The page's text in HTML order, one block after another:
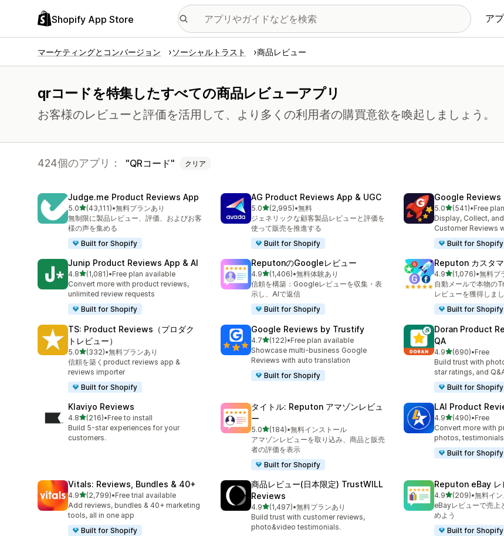
Shopify App Store ア
マーケティングとコンバージョン ソーシャルトラスト 商品レビュー
qrコードを特集したすべての商品レビューアプリ
お客様のレビューと評価を活用して、より多くの利用者の購買意欲を喚起しましょう。
424個のアプリ： QRコード クリア
Judge.me Product Reviews App
5.05つ星中
(43,111)
合計レビュー数：43111件
•無料プランあり
無制限に製品レビュー、評価、およびお客
様の声を集める
Built for Shopify
AG Product Reviews App & UGC
5.05つ星中
(2,995)
合計レビュー数：2995件
•無料
ジェネリックな顧客製品レビューと評価を
使って販売を推進する
Built for Shopify
Google Reviews
5.05つ星中
(541)
合計レビュー数：
•Free
Display, Collect,
Customer Reviews
Built for Shopify
Junip Product Reviews App & AI
4.85つ星中
(1,081)
合計レビュー数：1081件
•Free plan available
Convert more with product reviews,
unlimited review requests
Built for Shopify
ReputonのGoogleレビュー
4.95つ星中
(1,406)
合計レビュー数：1406件
•無料体験あり
信頼を構築：Googleレビューを収集・表
示し、AIで返信
Built for Shopify
Reputon カスタ
4.95つ星中
(1,076)
合計レビュー数：
•無料プ
自動メールで本物の
レビューを獲得しま
Built for Shopify
TS: Product Reviews（プロダク
トレビュー）
5.05つ星中
(332)
合計レビュー数：332件
•無料プランあり
信頼を築くproduct reviews app &
reviews importer
Built for Shopify
Google Reviews by Trustify
4.75つ星中
(122)
合計レビュー数：122件
•Free plan available
Showcase multi-business Google
Reviews with auto translation
Built for Shopify
Doran Product
QA
4.95つ星中
(690)
合計レビュー数：690
•Free
Build trust with
star ratings, and
Built for Shopify
Klaviyo Reviews
4.85つ星中
(216)
合計レビュー数：216件
•Free to install
Build 5-star experiences for your
customers.
タイトル: Reputon アマゾンレビュ
ー
5.05つ星中
(184)
合計レビュー数：184件
•無料インストール
アマゾンレビューを取り込み、商品と販売
者の評価を表示
Built for Shopify
LAI Product
4.95つ星中
(490)
合計レビュー数：490
•Free
Convert more with
photos, testimonials
Built for Shopify
Vitals: Reviews, Bundles & 40+
4.95つ星中
(2,799)
合計レビュー数：2799件
•Free trial available
Add reviews, bundles & 40+ marketing
tools, all in one app
Built for Shopify
商品レビュー(日本限定) TrustWILL
Reviews
4.95つ星中
(1,497)
合計レビュー数：1497件
•無料プランあり
Build trust with customer reviews,
photo&video testimonials.
Reputon eBay レ
4.95つ星中
(209)
合計レビュー数：209
•無料イ
eBayレビューで売上
めよう
Built for Shopify